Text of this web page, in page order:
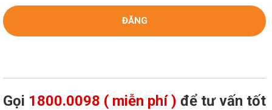
Gọi 1800.0098 ( miễn phí ) để tư vấn tốt